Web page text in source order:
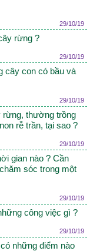
29/10/19
rừng ?
29/10/19
cây con có bầu và
29/10/19
rừng, thường trồng
rễ trần, tại sao ?
29/10/19
gian nào ? Cần
sóc trong một
29/10/19
công việc gì ?
29/10/19
những điểm nào